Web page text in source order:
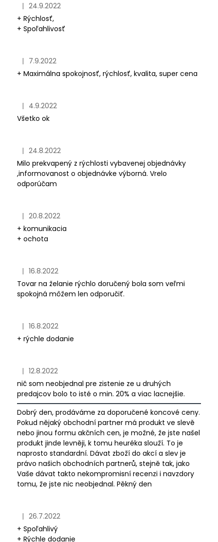
Hodnotenie obchodu je 5 z 5 hviezdičiek.
| 24.9.2022
+ Rýchlosť,
+ Spoľahlivosť
Hodnotenie obchodu je 5 z 5 hviezdičiek.
| 7.9.2022
+ Maximálna spokojnosť, rýchlosť, kvalita, super cena
Hodnotenie obchodu je 5 z 5 hviezdičiek.
| 4.9.2022
Všetko ok
Hodnotenie obchodu je 5 z 5 hviezdičiek.
| 24.8.2022
Milo prekvapený z rýchlosti vybavenej objednávky
,informovanost o objednávke výborná. Vrelo
odporúčam
Hodnotenie obchodu je 5 z 5 hviezdičiek.
| 20.8.2022
+ komunikacia
+ ochota
Hodnotenie obchodu je 5 z 5 hviezdičiek.
| 16.8.2022
Tovar na želanie rýchlo doručený bola som veľmi
spokojná môžem len odporučiť.
Hodnotenie obchodu je 5 z 5 hviezdičiek.
| 16.8.2022
+ rýchle dodanie
Hodnotenie obchodu je 1 z 5 hviezdičiek.
| 12.8.2022
nič som neobjednal pre zistenie ze u druhých
predajcov bolo to isté o min. 20% a viac lacnejšie.
Dobrý den, prodáváme za doporučené koncové ceny.
Pokud nějaký obchodní partner má produkt ve slevě
nebo jinou formu akčních cen, je možné, že jste našel
produkt jinde levněji, k tomu heuréka slouží. To je
naprosto standardní. Dávat zboží do akcí a slev je
právo našich obchodních partnerů, stejně tak, jako
Vaše dávat takto nekompromisní recenzi i navzdory
tomu, že jste nic neobjednal. Pěkný den
Hodnotenie obchodu je 5 z 5 hviezdičiek.
| 26.7.2022
+ Spoľahlivý
+ Rýchle dodanie